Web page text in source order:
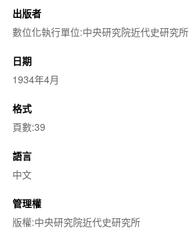
出版者
數位化執行單位:中央研究院近代史研究所
日期
1934年4月
格式
頁數:39
語言
中文
管理權
版權:中央研究院近代史研究所